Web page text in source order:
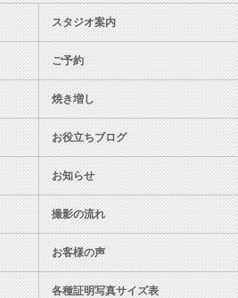
スタジオ案内
ご予約
焼き増し
お役立ちブログ
お知らせ
撮影の流れ
お客様の声
各種証明写真サイズ表